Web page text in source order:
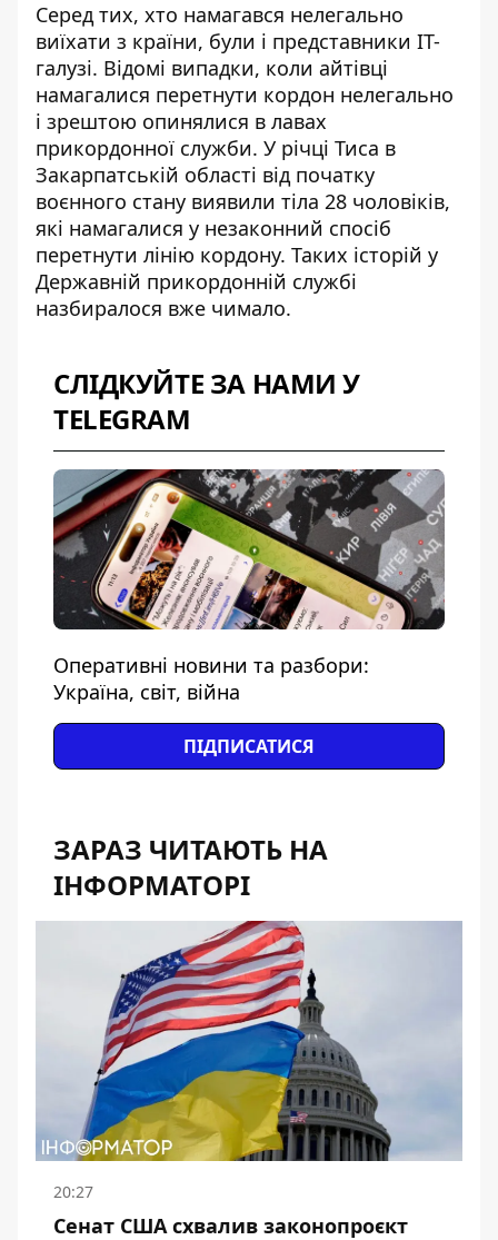
Серед тих, хто намагався нелегально
виїхати з країни, були і представники ІТ-
галузі. Відомі випадки, коли айтівці
намагалися перетнути кордон нелегально
і зрештою опинялися в лавах
прикордонної служби. У річці Тиса в
Закарпатській області від початку
воєнного стану виявили тіла 28 чоловіків,
які намагалися у незаконний спосіб
перетнути лінію кордону. Таких історій у
Державній прикордонній службі
назбиралося вже чимало.
СЛІДКУЙТЕ ЗА НАМИ У
TELEGRAM
Оперативні новини та разбори:
Україна, світ, війна
ПІДПИСАТИСЯ
ЗАРАЗ ЧИТАЮТЬ НА
ІНФОРМАТОРІ
20:27
Сенат США схвалив законопроєкт